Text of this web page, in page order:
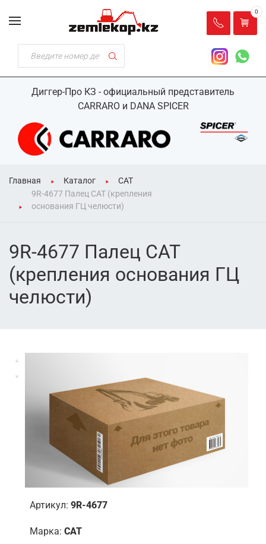
Диггер-Про КЗ - официальный представитель
CARRARO и DANA SPICER
0
Главная Каталог
CAT
9R-4677 Палец CAT (крепления
основания ГЦ челюсти)
9R-4677 Палец CAT
(крепления основания ГЦ
челюсти)
Артикул: 9R-4677
Марка: CAT